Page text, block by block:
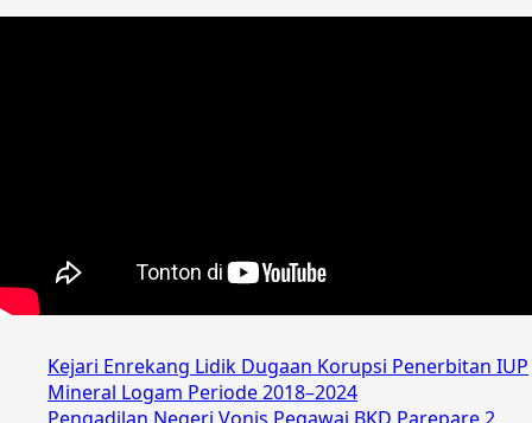
Kejari Enrekang Lidik Dugaan Korupsi Penerbitan IUP
Mineral Logam Periode 2018–2024